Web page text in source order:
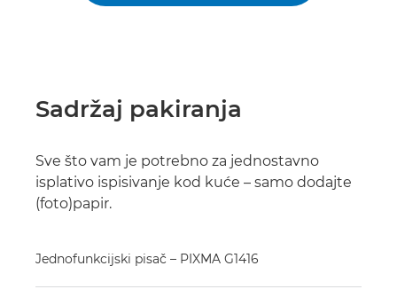
Sadržaj pakiranja
Sve što vam je potrebno za jednostavno
isplativo ispisivanje kod kuće – samo dodajte
(foto)papir.
Jednofunkcijski pisač – PIXMA G1416